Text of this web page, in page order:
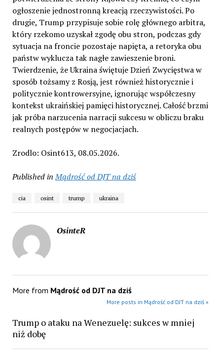
ogłoszenie jednostronną kreacją rzeczywistości. Po
drugie, Trump przypisuje sobie rolę głównego arbitra,
który rzekomo uzyskał zgodę obu stron, podczas gdy
sytuacja na froncie pozostaje napięta, a retoryka obu
państw wyklucza tak nagłe zawieszenie broni.
Twierdzenie, że Ukraina świętuje Dzień Zwycięstwa w
sposób tożsamy z Rosją, jest również historycznie i
politycznie kontrowersyjne, ignorując współczesny
kontekst ukraińskiej pamięci historycznej. Całość brzmi
jak próba narzucenia narracji sukcesu w obliczu braku
realnych postępów w negocjacjach.
Zrodlo: Osint613, 08.05.2026.
Published in Mądrość od DJT na dziś
cia osint trump ukraina
OsinteR
More from Mądrość od DJT na dziś
More posts in Mądrość od DJT na dziś »
Trump o ataku na Wenezuelę: sukces w mniej
niż dobę